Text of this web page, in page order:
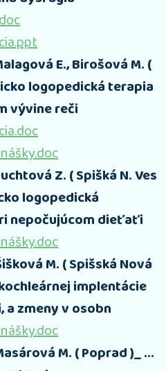
E., Birošová M. (
logopedická terapia
vývine reči
Z. ( Spišká N. Ves
logopedická
nepočujúcom dieťaťi
M. ( Spišská Nová
implentácie
a zmeny v osobn
M. ( Poprad )_ ...